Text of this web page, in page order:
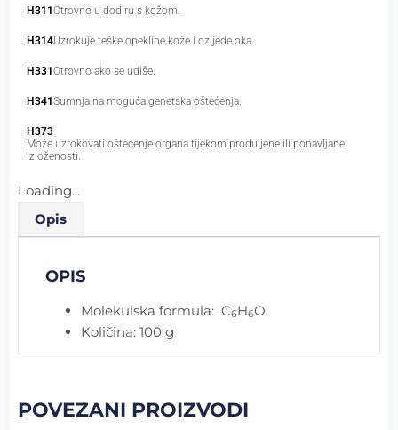
H311Otrovno u dodiru s kožom.
H314Uzrokuje teške opekline kože i ozljede oka.
H331Otrovno ako se udiše.
H341Sumnja na moguća genetska oštećenja.
H373
Može uzrokovati oštećenje organa tijekom produljene ili ponavljane
izloženosti.
Loading...
Opis
OPIS
Molekulska formula: C6H6O
Količina: 100 g
POVEZANI PROIZVODI